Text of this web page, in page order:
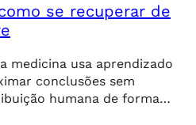
se recuperar de
medicina usa aprendizado
conclusões sem
humana de forma